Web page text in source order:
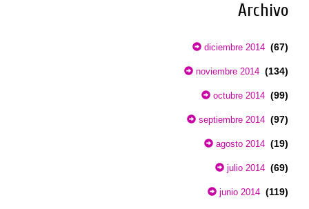
Archivo
diciembre 2014 (67)
noviembre 2014 (134)
octubre 2014 (99)
septiembre 2014 (97)
agosto 2014 (19)
julio 2014 (69)
junio 2014 (119)